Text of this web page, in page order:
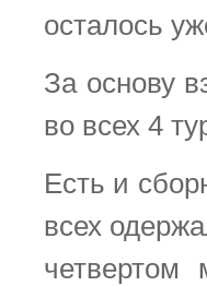
осталось
За основу
во всех 4
Есть и
всех
четвертом